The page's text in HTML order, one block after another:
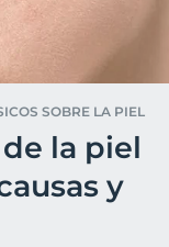
SOBRE LA PIEL
la piel
y